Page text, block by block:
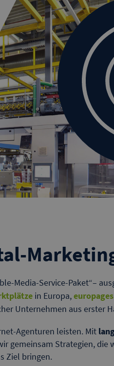
Media-Service-Paket“–
in Europa,europages
Unternehmen aus erster
Agenturen leisten. Mit
gemeinsam Strategien,
Ziel bringen.